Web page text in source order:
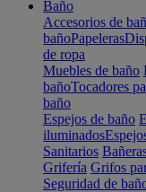
Baño
Accesorios de
bañoPapeleras
de ropa
Muebles de baño
bañoTocadores
baño
Espejos de baño
iluminados
Sanitarios
Grifería Grifos
Seguridad de